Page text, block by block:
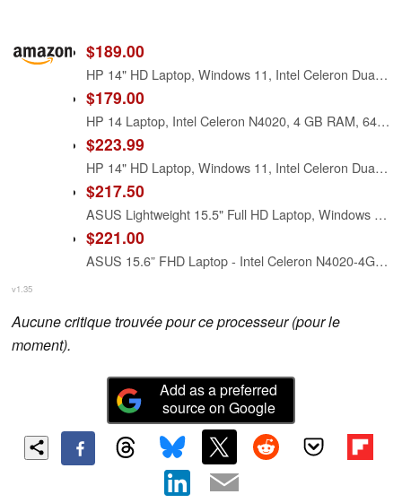
$189.00
HP 14" HD Laptop, Windows 11, Intel Celeron Dual-Core Processor Up to 2.60GHz, 4GB RAM, 64GB SSD, Webcam(Renewed)
$179.00
HP 14 Laptop, Intel Celeron N4020, 4 GB RAM, 64 GB Storage, 14-inch Micro-Edge HD Display, Windows 11 Home, Thin & Portable, 4K Graphics, One Year of Microsoft 365 (14-dq0010nr, Indigo Blue)
$223.99
HP 14" HD Laptop, Windows 11, Intel Celeron Dual-Core Processor Up to 2.60GHz, 4GB RAM, 64GB SSD, Webcam, Dale Pink (Renewed)
$217.50
ASUS Lightweight 15.5" Full HD Laptop, Windows 11 Home OS, Intel Celeron Processor Up to 2.76GHz, 4GB LPDDR4, 128GB SSD, Backlit Keyboard, Star Black (Renewed)
$221.00
ASUS 15.6” FHD Laptop - Intel Celeron N4020-4GB Memory - 128GB Storage - Windows 11 Home in S Mode - Star Black - L510MA-TH04
v1.35
Aucune critique trouvée pour ce processeur (pour le
moment).
Add as a preferred
source on Google